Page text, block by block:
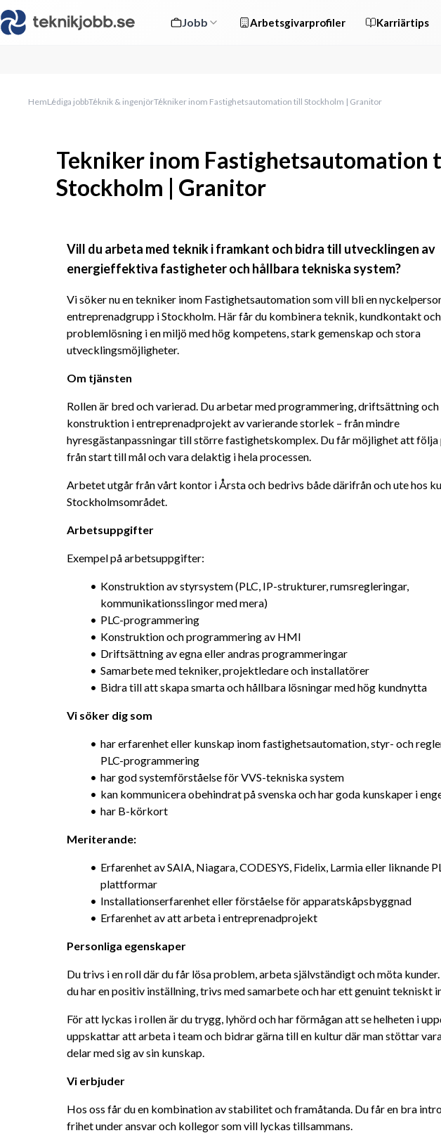
Jobb Arbetsgivarprofiler Karriärtips
HemLediga jobbTeknik & ingenjörTekniker inom Fastighetsautomation till Stockholm | Granitor
Tekniker inom Fastighetsautomation
Stockholm | Granitor
Vill du arbeta med teknik i framkant och bidra till utvecklingen av
energieffektiva fastigheter och hållbara tekniska system?
Vi söker nu en tekniker inom Fastighetsautomation som vill bli en
entreprenadgrupp i Stockholm. Här får du kombinera teknik, kundkontakt och
problemlösning i en miljö med hög kompetens, stark gemenskap och stora
utvecklingsmöjligheter.
Om tjänsten
Rollen är bred och varierad. Du arbetar med programmering, driftsättning och
konstruktion i entreprenadprojekt av varierande storlek – från mindre
hyresgästanpassningar till större fastighetskomplex. Du får möjlighet att
från start till mål och vara delaktig i hela processen.
Arbetet utgår från vårt kontor i Årsta och bedrivs både därifrån och ute hos
Stockholmsområdet.
Arbetsuppgifter
Exempel på arbetsuppgifter:
Konstruktion av styrsystem (PLC, IP-strukturer, rumsregleringar,
kommunikationsslingor med mera)
PLC-programmering
Konstruktion och programmering av HMI
Driftsättning av egna eller andras programmeringar
Samarbete med tekniker, projektledare och installatörer
Bidra till att skapa smarta och hållbara lösningar med hög kundnytta
Vi söker dig som
har erfarenhet eller kunskap inom fastighetsautomation, styr- och
PLC-programmering
har god systemförståelse för VVS-tekniska system
kan kommunicera obehindrat på svenska och har goda kunskaper i
har B-körkort
Meriterande:
Erfarenhet av SAIA, Niagara, CODESYS, Fidelix, Larmia eller liknande
plattformar
Installationserfarenhet eller förståelse för apparatskåpsbyggnad
Erfarenhet av att arbeta i entreprenadprojekt
Personliga egenskaper
Du trivs i en roll där du får lösa problem, arbeta självständigt och möta
du har en positiv inställning, trivs med samarbete och har ett genuint tekniskt
För att lyckas i rollen är du trygg, lyhörd och har förmågan att se helheten i
uppskattar att arbeta i team och bidrar gärna till en kultur där man stöttar
delar med sig av sin kunskap.
Vi erbjuder
Hos oss får du en kombination av stabilitet och framåtanda. Du får en bra
frihet under ansvar och kollegor som vill lyckas tillsammans.